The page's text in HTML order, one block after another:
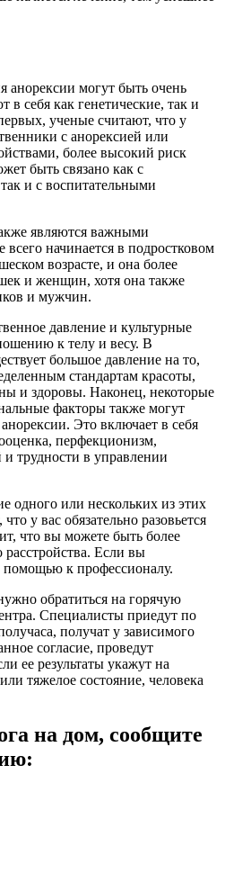
анорексии могут быть очень
себя как генетические, так и
ученые считают, что у
с анорексией или
более высокий риск
быть связано как с
и с воспитательными
являются важными
начинается в подростковом
возрасте, и она более
и женщин, хотя она также
и мужчин.
давление и культурные
к телу и весу. В
большое давление на то,
стандартам красоты,
и здоровы. Наконец, некоторые
факторы также могут
Это включает в себя
перфекционизм,
и трудности в управлении
одного или нескольких из этих
у вас обязательно разовьется
что вы можете быть более
расстройства. Если вы
помощью к профессионалу.
обратиться на горячую
Специалисты приедут по
получат у зависимого
согласие, проведут
ее результаты укажут на
тяжелое состояние, человека
на дом, сообщите